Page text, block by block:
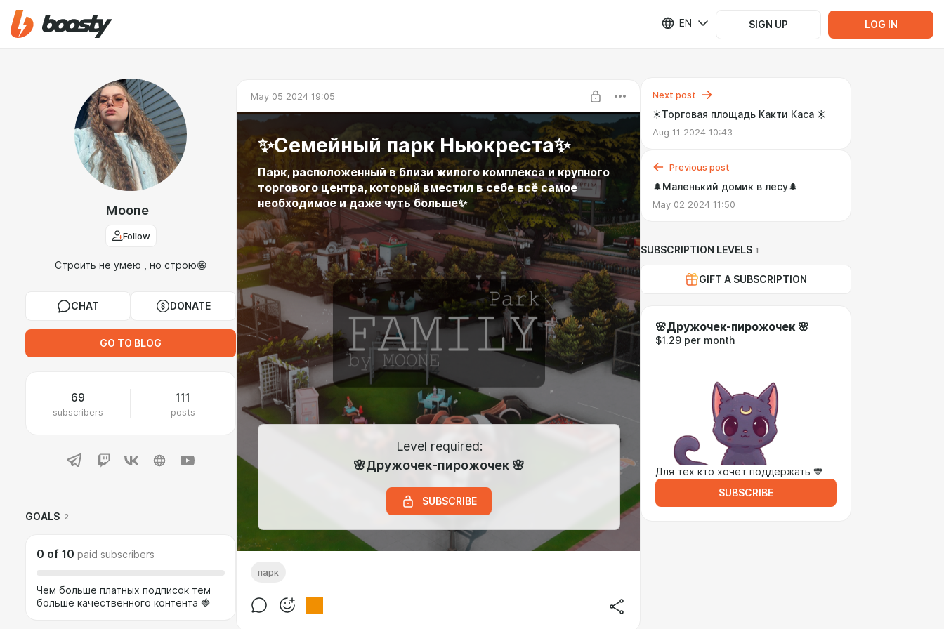
EN SIGN UP LOG IN
Moone
Follow
Строить не умею , но строю😁
CHAT DONATE
GO TO BLOG
69
subscribers
111
posts
GOALS 2
0 of 10 paid subscribers
Чем больше платных подписок тем
больше качественного контента 🍓
May 05 2024 19:05
✨Семейный парк Ньюкреста✨
Парк, расположенный в близи жилого комплекса и крупного
торгового центра, который вместил в себе всё самое
необходимое и даже чуть больше✨
Level required:
🌸Дружочек-пирожочек 🌸
SUBSCRIBE
парк
Next post
☀️Торговая площадь Какти Каса ☀️
Aug 11 2024 10:43
Previous post
🌲Маленький домик в лесу🌲
May 02 2024 11:50
SUBSCRIPTION LEVELS 1
GIFT A SUBSCRIPTION
🌸Дружочек-пирожочек 🌸
$1.29 per month
Для тех кто хочет поддержать 💙
SUBSCRIBE